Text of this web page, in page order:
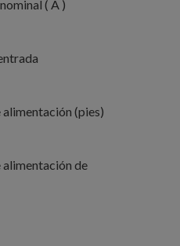
( A )
(pies)
de